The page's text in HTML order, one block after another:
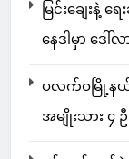
မြင်းချေးနဲ့
နေဒါမှာ ဒေါ်
ပလက်ဝမြို့နယ်
အမျိုးသား ၄